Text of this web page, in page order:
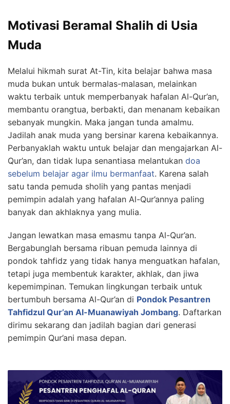
Motivasi Beramal Shalih di Usia
Muda
Melalui hikmah surat At-Tin, kita belajar bahwa masa
muda bukan untuk bermalas-malasan, melainkan
waktu terbaik untuk memperbanyak hafalan Al-Qur’an,
membantu orangtua, berbakti, dan menanam kebaikan
sebanyak mungkin. Maka jangan tunda amalmu.
Jadilah anak muda yang bersinar karena kebaikannya.
Perbanyaklah waktu untuk belajar dan mengajarkan Al-
Qur’an, dan tidak lupa senantiasa melantukan doa
sebelum belajar agar ilmu bermanfaat. Karena salah
satu tanda pemuda sholih yang pantas menjadi
pemimpin adalah yang hafalan Al-Qur’annya paling
banyak dan akhlaknya yang mulia.
Jangan lewatkan masa emasmu tanpa Al-Qur’an.
Bergabunglah bersama ribuan pemuda lainnya di
pondok tahfidz yang tidak hanya menguatkan hafalan,
tetapi juga membentuk karakter, akhlak, dan jiwa
kepemimpinan. Temukan lingkungan terbaik untuk
bertumbuh bersama Al-Qur’an di Pondok Pesantren
Tahfidzul Qur’an Al-Muanawiyah Jombang. Daftarkan
dirimu sekarang dan jadilah bagian dari generasi
pemimpin Qur’ani masa depan.